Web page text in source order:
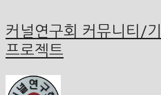
커널연구회 커뮤니티/
프로젝트